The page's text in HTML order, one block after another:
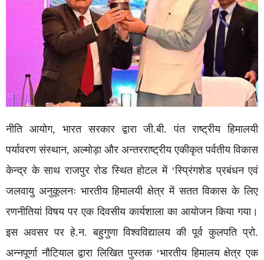
नीति आयोग, भारत सरकार द्वारा जी.बी. पंत राष्ट्रीय हिमालयी
पर्यावरण संस्थान, अल्मोड़ा और अन्तरराष्ट्रीय एकीकृत पर्वतीय विकास
केन्द्र के साथ राजपुर रोड स्थित होटल में ‘स्प्रिंगशेड प्रबंधन एवं
जलवायु अनुकूलनः भारतीय हिमालयी क्षेत्र में सतत विकास के लिए
रणनीतियां विषय पर एक दिवसीय कार्यशाला का आयोजन किया गया।
इस अवसर पर हे.न. बहुगुणा विश्वविद्यालय की पूर्व कुलपति प्रो.
अन्नपूर्णा नौटियाल द्वारा लिखित पुस्तक ‘भारतीय हिमालय क्षेत्र एक